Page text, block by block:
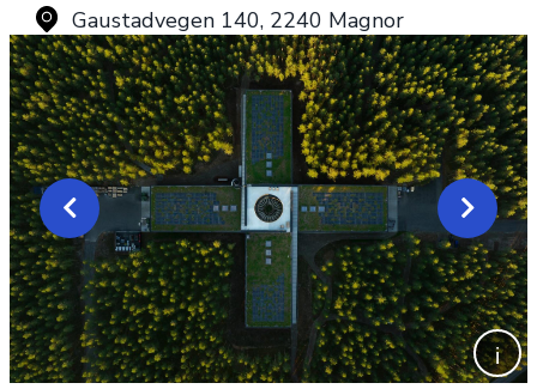
Gaustadvegen 140, 2240 Magnor